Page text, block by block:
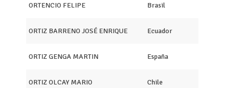
ORTENCIO FELIPE Brasil
ORTIZ BARRENO JOSÉ ENRIQUE Ecuador
ORTIZ GENGA MARTIN España
ORTIZ OLCAY MARIO Chile